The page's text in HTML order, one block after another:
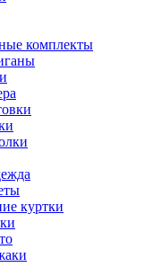
комплекты
куртки